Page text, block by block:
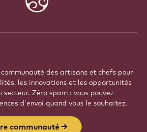
des artisans et chefs pour
les innovations et les opportunités
Zéro spam : vous pouvez
d'envoi quand vous le souhaitez.
communauté